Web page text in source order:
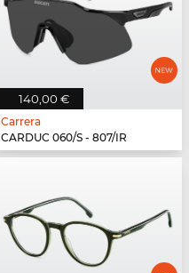
140,00 €
Carrera
CARDUC 060/S - 807/IR